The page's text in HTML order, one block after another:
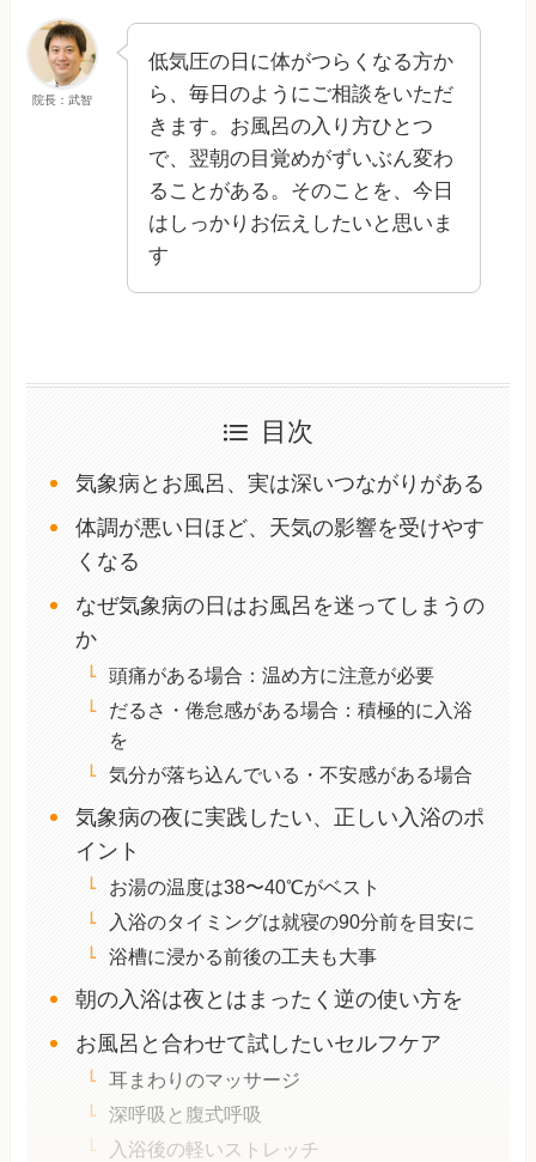
院長：武智
低気圧の日に体がつらくなる方か
ら、毎日のようにご相談をいただ
きます。お風呂の入り方ひとつ
で、翌朝の目覚めがずいぶん変わ
ることがある。そのことを、今日
はしっかりお伝えしたいと思いま
す
目次
気象病とお風呂、実は深いつながりがある
体調が悪い日ほど、天気の影響を受けやす
くなる
なぜ気象病の日はお風呂を迷ってしまうの
か
頭痛がある場合：温め方に注意が必要
だるさ・倦怠感がある場合：積極的に入浴
を
気分が落ち込んでいる・不安感がある場合
気象病の夜に実践したい、正しい入浴のポ
イント
お湯の温度は38〜40℃がベスト
入浴のタイミングは就寝の90分前を目安に
浴槽に浸かる前後の工夫も大事
朝の入浴は夜とはまったく逆の使い方を
お風呂と合わせて試したいセルフケア
耳まわりのマッサージ
深呼吸と腹式呼吸
入浴後の軽いストレッチ